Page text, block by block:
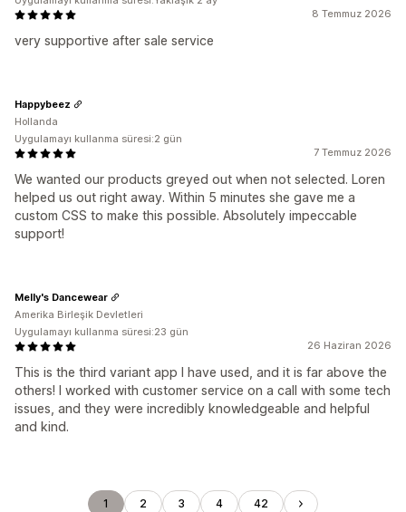
8 Temmuz 2026
very supportive after sale service
7 Temmuz 2026
We wanted our products greyed out when not selected. Loren
helped us out right away. Within 5 minutes she gave me a
custom CSS to make this possible. Absolutely impeccable
support!
Happybeez
Hollanda
Uygulamayı kullanma süresi:2 gün
26 Haziran 2026
This is the third variant app I have used, and it is far above the
others! I worked with customer service on a call with some tech
issues, and they were incredibly knowledgeable and helpful
and kind.
Melly's Dancewear
Amerika Birleşik Devletleri
Uygulamayı kullanma süresi:23 gün
1 2 3 4 42